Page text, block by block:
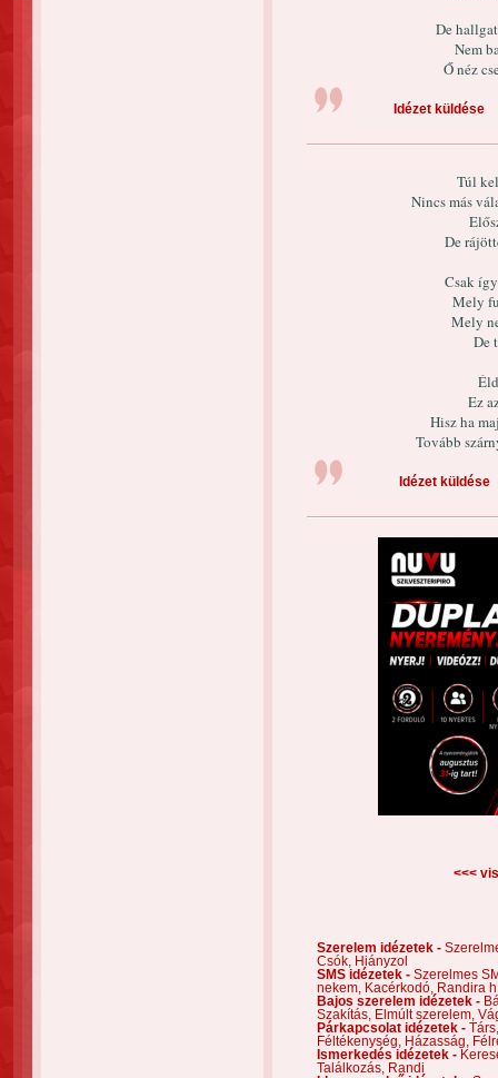
De
Nem
Ő néz
Idézet küldése
Túl
Nincs más
De
Csak
Mely
Mely
De
Ez
Hisz ha
Tovább
Idézet küldése
<<<
Szerelem idézetek -
Csók,
Hiányzol
SMS idézetek - Szerelmes
nekem,
Kacérkodó,
Randira
Bajos szerelem idézetek -
Szakítás,
Elmúlt szerelem,
Párkapcsolat idézetek -
Féltékenység,
Házasság,
Ismerkedés idézetek -
Találkozás,
Randi